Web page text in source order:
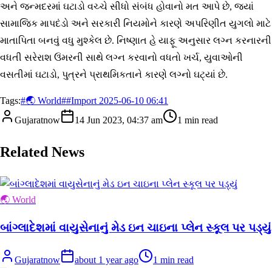
અને જન્મદરમાં ઘટાડો વચ્ચે સીધો સંબંધ હોવાનો મત આપે છે, જ્યાં
સામાજિક માપદંડો અને સરકારી નિયમોને કારણે અપરિણીત યુગલો માટે
માતાપિતા બનવું વધુ મુશ્કેલ છે. નિષ્ણાત હે યાફૂ અનુસાર લગ્ન કરનારની
વધતી સરેરાશ ઉંમરની સાથે લગ્ન કરવાનો વધતો ખર્ચ, યુવાઓની
વસતીમાં ઘટાડો, પુત્રને પ્રાથમિકતાને કારણે લગ્નો ઘટ્યાં છે.
Tags:#🌏 World##Import 2025-06-10 06:41
Gujaratnow
14 Jun 2023, 04:37 am 1 min read
Related News
🌏 World
બાંગ્લાદેશમાં વાયુસેનાનું મેડ ઇન ચાઇના પ્લેન સ્કૂલ પર પડ્યું
Gujaratnow about 1 year ago 1 min read